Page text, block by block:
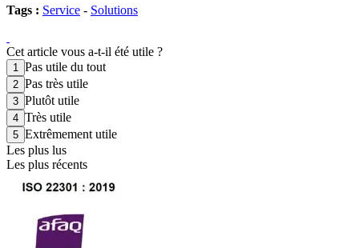
Tags : Service - Solutions
Cet article vous a-t-il été utile ?
Pas utile du tout
Pas très utile
Plutôt utile
Très utile
Extrêmement utile
Les plus lus
Les plus récents